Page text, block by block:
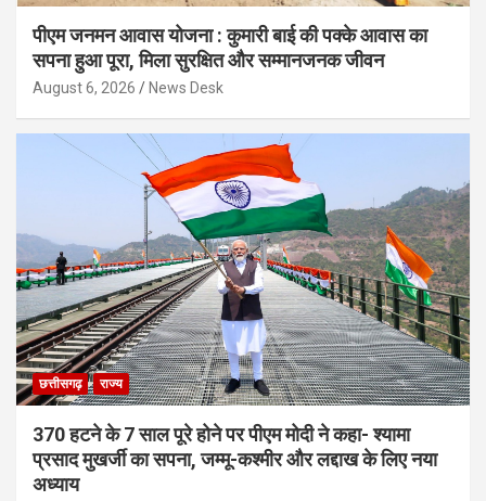
पीएम जनमन आवास योजना : कुमारी बाई की पक्के आवास का
सपना हुआ पूरा, मिला सुरक्षित और सम्मानजनक जीवन
August 6, 2026 News Desk
छत्तीसगढ़ राज्य
370 हटने के 7 साल पूरे होने पर पीएम मोदी ने कहा- श्यामा
प्रसाद मुखर्जी का सपना, जम्मू-कश्मीर और लद्दाख के लिए नया
अध्याय